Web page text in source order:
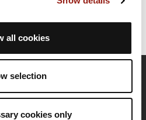
all cookies
selection
cookies only